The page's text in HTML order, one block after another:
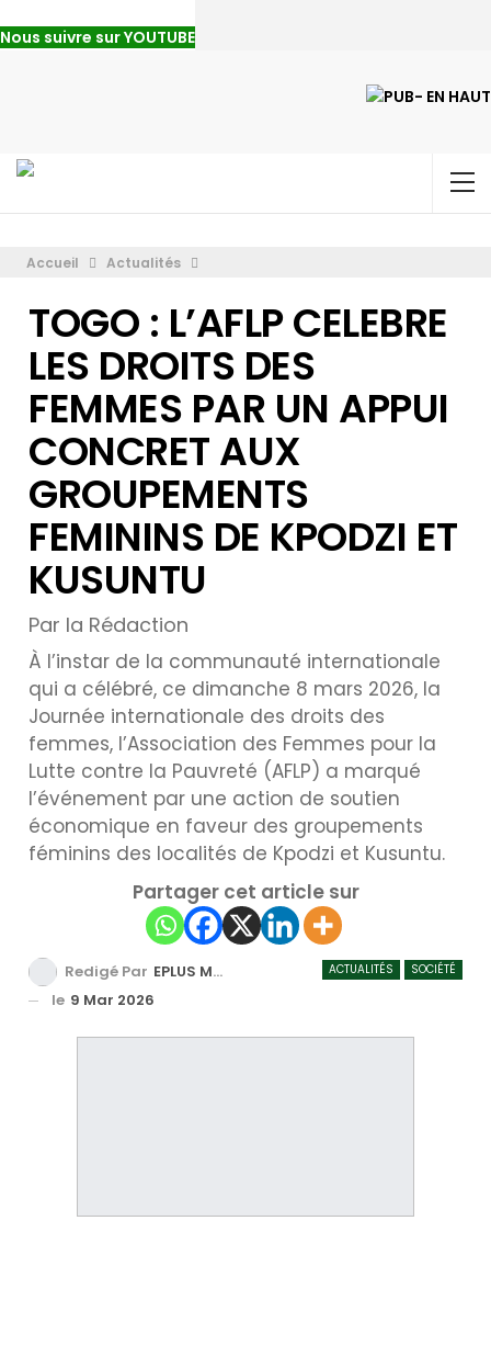
Nous suivre sur YOUTUBE
Accueil Actualités
TOGO : L’AFLP CELEBRE
LES DROITS DES
FEMMES PAR UN APPUI
CONCRET AUX
GROUPEMENTS
FEMININS DE KPODZI ET
KUSUNTU
Par la Rédaction
À l’instar de la communauté internationale
qui a célébré, ce dimanche 8 mars 2026, la
Journée internationale des droits des
femmes, l’Association des Femmes pour la
Lutte contre la Pauvreté (AFLP) a marqué
l’événement par une action de soutien
économique en faveur des groupements
féminins des localités de Kpodzi et Kusuntu.
Partager cet article sur
ACTUALITÉS SOCIÉTÉ
Redigé Par EPLUS MEDIA TV
le 9 Mar 2026